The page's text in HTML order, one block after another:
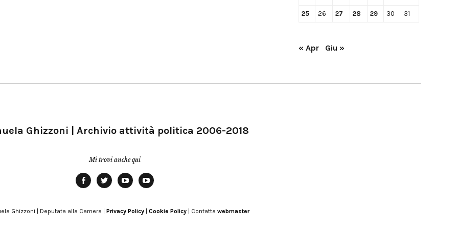
25 26 27 28 29 30 31
« Apr Giu »
Ghizzoni | Archivio attività politica 2006-2018
Mi trovi anche qui
Modena
Ghizzoni | Deputata alla Camera | Privacy Policy Cookie Policy | Contatta webmaster